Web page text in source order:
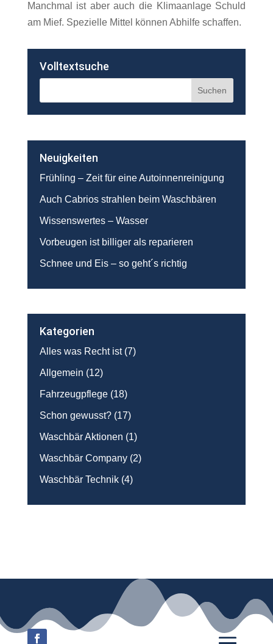
Manchmal ist aber auch die Klimaanlage Schuld
am Mief. Spezielle Mittel können Abhilfe schaffen.
Volltextsuche
Neuigkeiten
Frühling – Zeit für eine Autoinnenreinigung
Auch Cabrios strahlen beim Waschbären
Wissenswertes – Wasser
Vorbeugen ist billiger als reparieren
Schnee und Eis – so geht´s richtig
Kategorien
Alles was Recht ist(7)
Allgemein (12)
Fahrzeugpflege(18)
Schon gewusst?(17)
Waschbär Aktionen (1)
Waschbär Company(2)
Waschbär Technik(4)